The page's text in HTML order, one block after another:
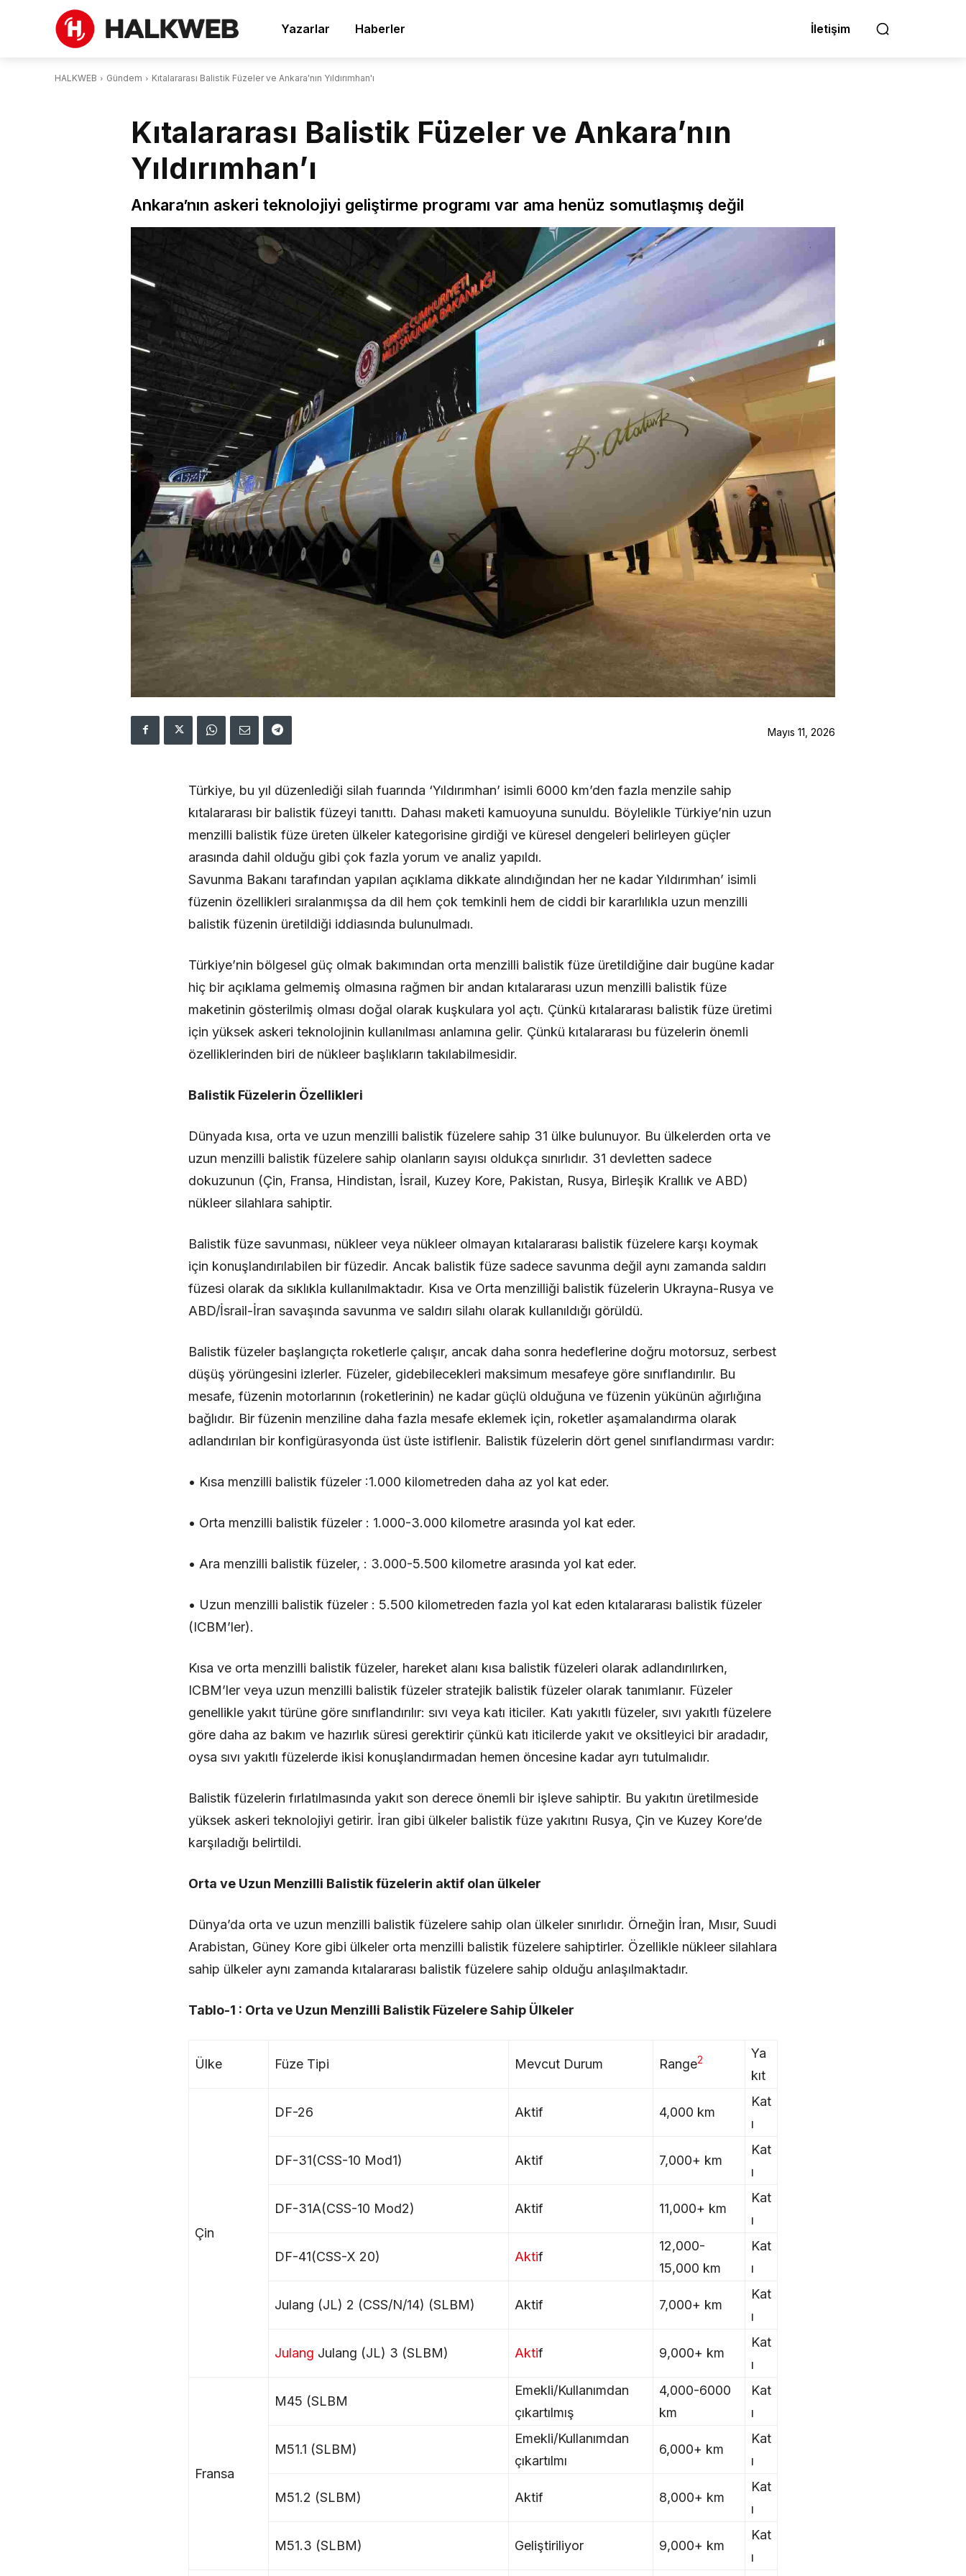
Yazarlar Haberler İletişim
HALKWEB Gündem Kıtalararası Balistik Füzeler ve Ankara'nın Yıldırımhan'ı
Kıtalararası Balistik Füzeler ve Ankara’nın
Yıldırımhan’ı
Ankara’nın askeri teknolojiyi geliştirme programı var ama henüz somutlaşmış değil
Mayıs 11, 2026
Türkiye, bu yıl düzenlediği silah fuarında ‘Yıldırımhan’ isimli 6000 km’den fazla menzile sahip
kıtalararası bir balistik füzeyi tanıttı. Dahası maketi kamuoyuna sunuldu. Böylelikle Türkiye’nin uzun
menzilli balistik füze üreten ülkeler kategorisine girdiği ve küresel dengeleri belirleyen güçler
arasında dahil olduğu gibi çok fazla yorum ve analiz yapıldı.
Savunma Bakanı tarafından yapılan açıklama dikkate alındığından her ne kadar Yıldırımhan’ isimli
füzenin özellikleri sıralanmışsa da dil hem çok temkinli hem de ciddi bir kararlılıkla uzun menzilli
balistik füzenin üretildiği iddiasında bulunulmadı.
Türkiye’nin bölgesel güç olmak bakımından orta menzilli balistik füze üretildiğine dair bugüne kadar
hiç bir açıklama gelmemiş olmasına rağmen bir andan kıtalararası uzun menzilli balistik füze
maketinin gösterilmiş olması doğal olarak kuşkulara yol açtı. Çünkü kıtalararası balistik füze üretimi
için yüksek askeri teknolojinin kullanılması anlamına gelir. Çünkü kıtalararası bu füzelerin önemli
özelliklerinden biri de nükleer başlıkların takılabilmesidir.
Balistik Füzelerin Özellikleri
Dünyada kısa, orta ve uzun menzilli balistik füzelere sahip 31 ülke bulunuyor. Bu ülkelerden orta ve
uzun menzilli balistik füzelere sahip olanların sayısı oldukça sınırlıdır. 31 devletten sadece
dokuzunun (Çin, Fransa, Hindistan, İsrail, Kuzey Kore, Pakistan, Rusya, Birleşik Krallık ve ABD)
nükleer silahlara sahiptir.
Balistik füze savunması, nükleer veya nükleer olmayan kıtalararası balistik füzelere karşı koymak
için konuşlandırılabilen bir füzedir. Ancak balistik füze sadece savunma değil aynı zamanda saldırı
füzesi olarak da sıklıkla kullanılmaktadır. Kısa ve Orta menzilliği balistik füzelerin Ukrayna-Rusya ve
ABD/İsrail-İran savaşında savunma ve saldırı silahı olarak kullanıldığı görüldü.
Balistik füzeler başlangıçta roketlerle çalışır, ancak daha sonra hedeflerine doğru motorsuz, serbest
düşüş yörüngesini izlerler. Füzeler, gidebilecekleri maksimum mesafeye göre sınıflandırılır. Bu
mesafe, füzenin motorlarının (roketlerinin) ne kadar güçlü olduğuna ve füzenin yükünün ağırlığına
bağlıdır. Bir füzenin menziline daha fazla mesafe eklemek için, roketler aşamalandırma olarak
adlandırılan bir konfigürasyonda üst üste istiflenir. Balistik füzelerin dört genel sınıflandırması vardır:
• Kısa menzilli balistik füzeler :1.000 kilometreden daha az yol kat eder.
• Orta menzilli balistik füzeler : 1.000-3.000 kilometre arasında yol kat eder.
• Ara menzilli balistik füzeler, : 3.000-5.500 kilometre arasında yol kat eder.
• Uzun menzilli balistik füzeler : 5.500 kilometreden fazla yol kat eden kıtalararası balistik füzeler
(ICBM’ler).
Kısa ve orta menzilli balistik füzeler, hareket alanı kısa balistik füzeleri olarak adlandırılırken,
ICBM’ler veya uzun menzilli balistik füzeler stratejik balistik füzeler olarak tanımlanır. Füzeler
genellikle yakıt türüne göre sınıflandırılır: sıvı veya katı iticiler. Katı yakıtlı füzeler, sıvı yakıtlı füzelere
göre daha az bakım ve hazırlık süresi gerektirir çünkü katı iticilerde yakıt ve oksitleyici bir aradadır,
oysa sıvı yakıtlı füzelerde ikisi konuşlandırmadan hemen öncesine kadar ayrı tutulmalıdır.
Balistik füzelerin fırlatılmasında yakıt son derece önemli bir işleve sahiptir. Bu yakıtın üretilmeside
yüksek askeri teknolojiyi getirir. İran gibi ülkeler balistik füze yakıtını Rusya, Çin ve Kuzey Kore’de
karşıladığı belirtildi.
Orta ve Uzun Menzilli Balistik füzelerin aktif olan ülkeler
Dünya’da orta ve uzun menzilli balistik füzelere sahip olan ülkeler sınırlıdır. Örneğin İran, Mısır, Suudi
Arabistan, Güney Kore gibi ülkeler orta menzilli balistik füzelere sahiptirler. Özellikle nükleer silahlara
sahip ülkeler aynı zamanda kıtalararası balistik füzelere sahip olduğu anlaşılmaktadır.
Tablo-1 : Orta ve Uzun Menzilli Balistik Füzelere Sahip Ülkeler
Ülke Füze Tipi Mevcut Durum Range2
Ya
kıt
Çin
DF-26 Aktif 4,000 km
Kat
ı
DF-31(CSS-10 Mod1) Aktif 7,000+ km
Kat
ı
DF-31A(CSS-10 Mod2) Aktif 11,000+ km
Kat
ı
DF-41(CSS-X 20) Aktif
12,000-
15,000 km
Kat
ı
Julang (JL) 2 (CSS/N/14) (SLBM) Aktif 7,000+ km
Kat
ı
Julang Julang (JL) 3 (SLBM) Aktif 9,000+ km
Kat
ı
Fransa
M45 (SLBM
Emekli/Kullanımdan
çıkartılmış
4,000-6000
km
Kat
ı
M51.1 (SLBM)
Emekli/Kullanımdan
çıkartılmı
6,000+ km
Kat
ı
M51.2 (SLBM) Aktif 8,000+ km
Kat
ı
M51.3 (SLBM) Geliştiriliyor 9,000+ km
Kat
ı